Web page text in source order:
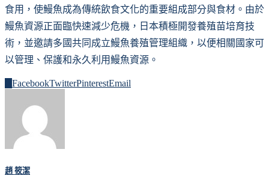
食用，使鰻魚成為傳統飲食文化的重要組成部分與食材。由於
鰻魚資源正面臨快速減少危機，日本積極開發養殖苗培育技
術，並邀請多國共同成立鰻魚養殖管理組織，以便相關國家可
以管理、保護和永久利用鰻魚資源。
FacebookTwitterPinterestEmail
趙 筱潔